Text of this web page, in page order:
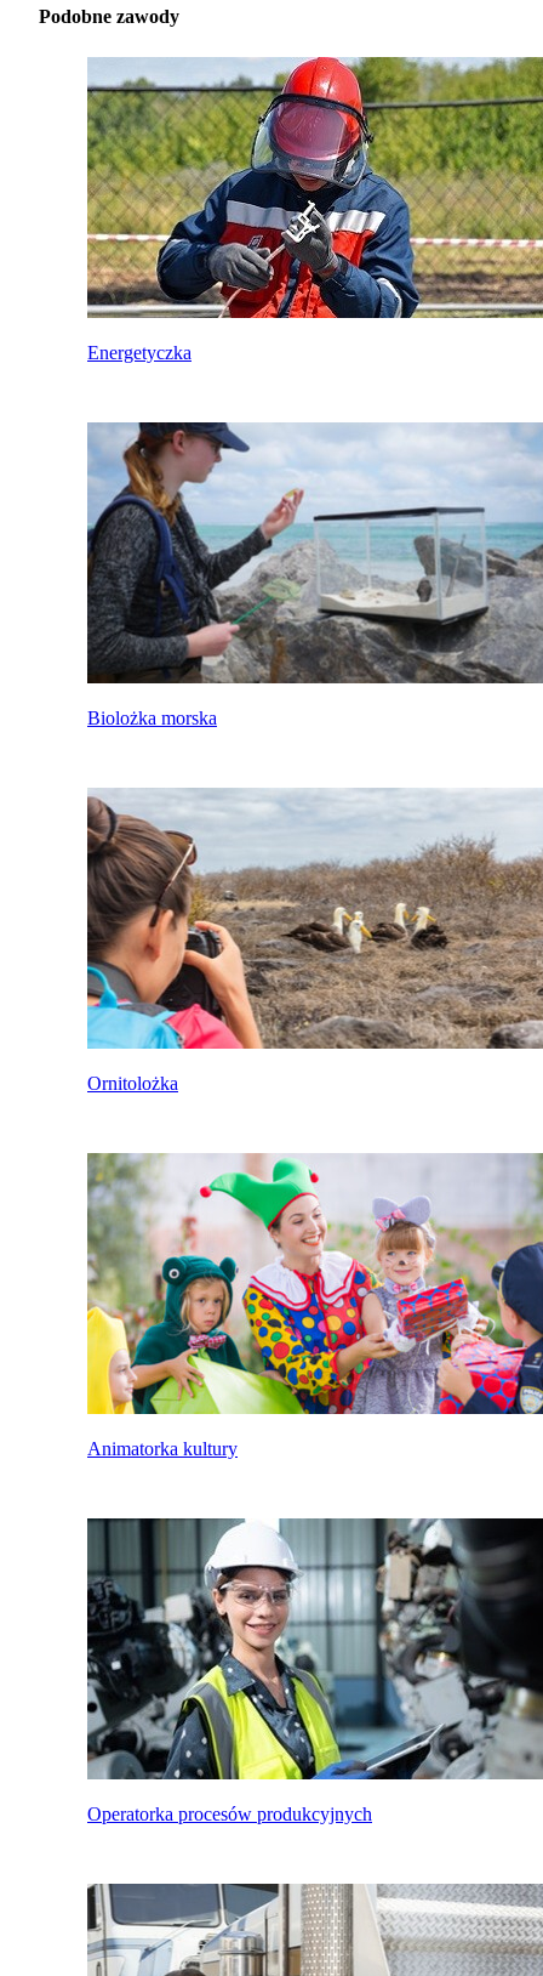
Podobne zawody
Energetyczka
Biolożka morska
Ornitolożka
Animatorka kultury
Operatorka procesów produkcyjnych